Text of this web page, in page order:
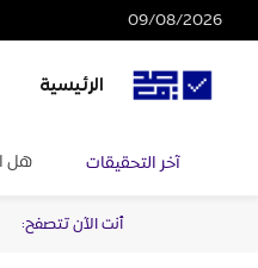
09/08/2026
الرئيسية
آخر التحقيقات هل
أنت الآن تتصفح: